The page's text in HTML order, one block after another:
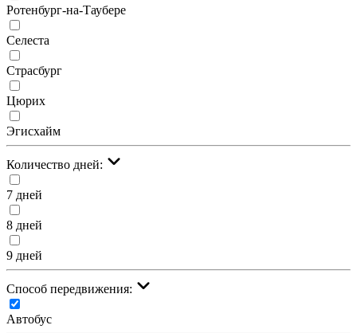
Ротенбург-на-Таубере
Селеста
Страсбург
Цюрих
Эгисхайм
Количество дней:
7 дней
8 дней
9 дней
Cпособ передвижения:
Автобус